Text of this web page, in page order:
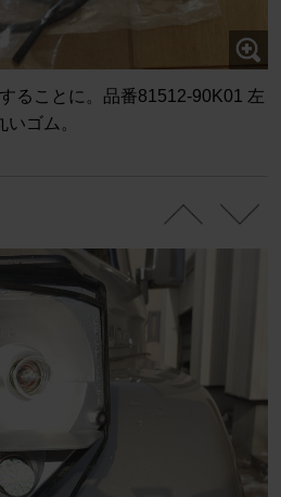
ることに。品番81512-90K01 左
ゴム。